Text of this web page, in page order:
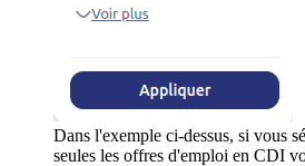
Dans l'exemple ci-dessus, si vous
seules les offres d'emploi en CDI